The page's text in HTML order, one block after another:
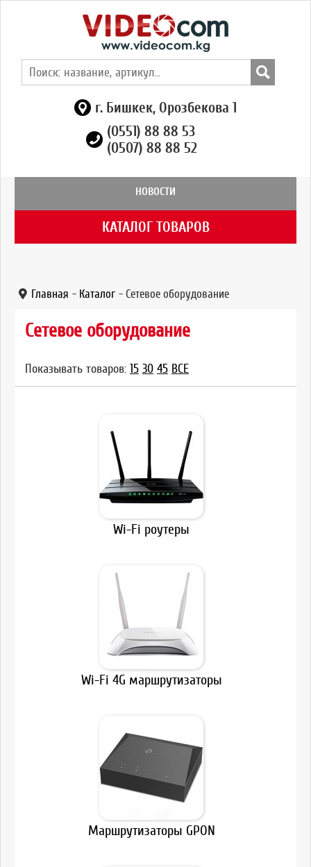
г. Бишкек, Орозбекова 1
(0551) 88 88 53
(0507) 88 88 52
НОВОСТИ
КАТАЛОГ ТОВАРОВ
Главная - Каталог - Сетевое оборудование
Сетевое оборудование
Показывать товаров: 15 30 45 ВСЕ
Wi-Fi роутеры
Wi-Fi 4G маршрутизаторы
Маршрутизаторы GPON